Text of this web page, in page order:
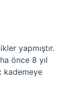
yapmıştır.
önce 8 yıl
kademeye